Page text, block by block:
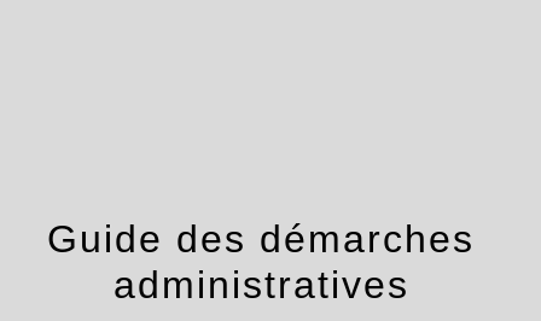
Guide des démarches
administratives